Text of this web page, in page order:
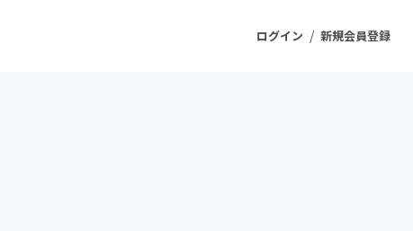
ログイン / 新規会員登録